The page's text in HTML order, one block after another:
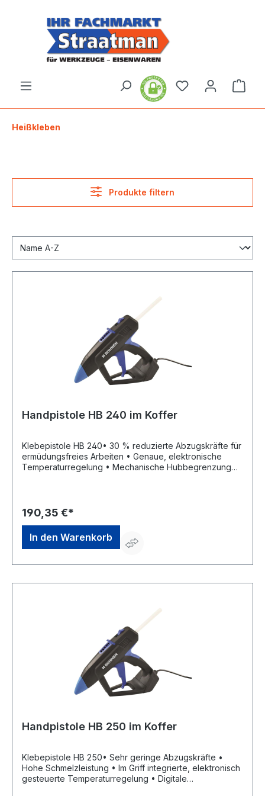
Heißkleben
Produkte filtern
Handpistole HB 240 im Koffer
Klebepistole HB 240• 30 % reduzierte Abzugskräfte für
ermüdungsfreies Arbeiten • Genaue, elektronische
Temperaturregelung • Mechanische Hubbegrenzung
Ein-/Ausschalter • Düse wechselbar
(Standarddurchmesser 3,0 mm) • Ständer abnehmbar •
Abmessung: 260 x 215 x 85 mm • Gewicht: 600 g •
Betriebsspannung: 220-230 V, 50/60 Hz •
Leistungsaufnahme: 300 W • Verarbeitungstemperatur:
190 °C • Schmelzklebstoffkerzen: 200 mm / 300 mm
Im KofferHersteller: Bühnen GmbH & Co. KG, Hinterm
190,35 €*
In den Warenkorb
Handpistole HB 250 im Koffer
Klebepistole HB 250• Sehr geringe Abzugskräfte •
Hohe Schmelzleistung • Im Griff integrierte, elektronisch
gesteuerte Temperaturregelung • Digitale